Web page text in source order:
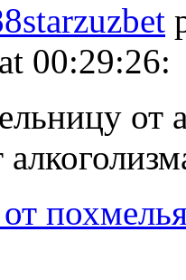
00:29:26:
от